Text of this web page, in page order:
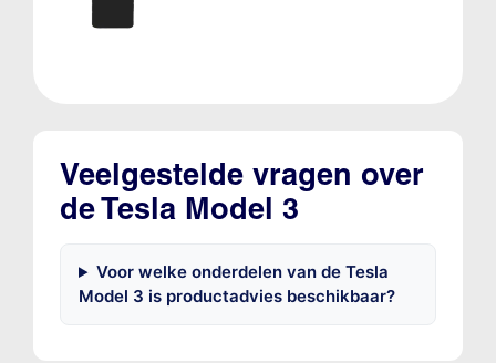
Veelgestelde vragen over
de Tesla Model 3
Voor welke onderdelen van de Tesla
Model 3 is productadvies beschikbaar?